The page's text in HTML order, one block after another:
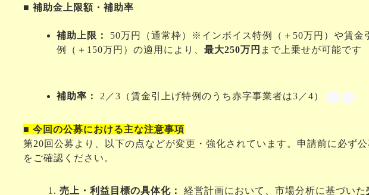
■ 補助金上限額・補助率
補助上限： 50万円（通常枠）
※インボイス特例（＋50万円）や賃金
例（＋150万円）の適用により、 最大250万円 まで上乗せが可能です
補助率： 2／3（賃金引上げ特例のうち赤字事業者は3／4）
■ 今回の公募における主な注意事項
第20回公募より、以下の点などが変更・強化されています。申請前に必ず
をご確認ください。
売上・利益目標の具体化： 経営計画において、市場分析に基づいた